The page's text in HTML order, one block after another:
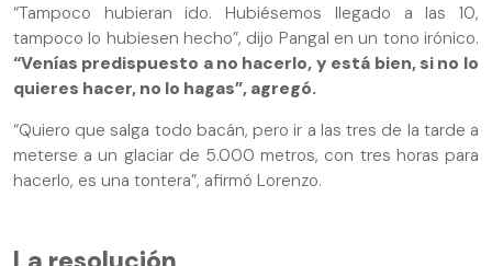
“Tampoco hubieran ido. Hubiésemos llegado a las 10,
tampoco lo hubiesen hecho”, dijo Pangal en un tono irónico.
“Venías predispuesto a no hacerlo, y está bien, si no lo
quieres hacer, no lo hagas”, agregó.
“Quiero que salga todo bacán, pero ir a las tres de la tarde a
meterse a un glaciar de 5.000 metros, con tres horas para
hacerlo, es una tontera”, afirmó Lorenzo.